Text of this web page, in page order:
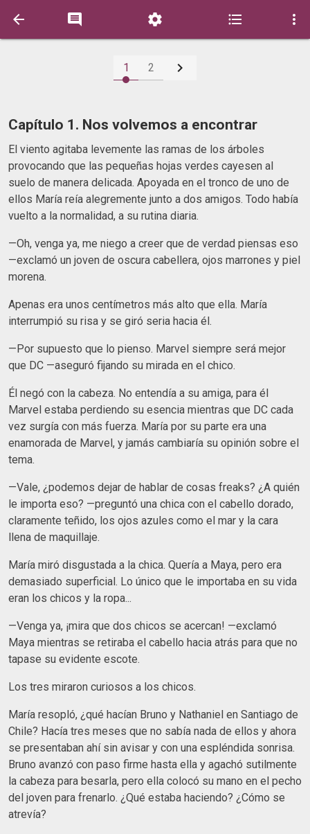
    
1 2 
Capítulo 1. Nos volvemos a encontrar
El viento agitaba levemente las ramas de los árboles
provocando que las pequeñas hojas verdes cayesen al
suelo de manera delicada. Apoyada en el tronco de uno de
ellos María reía alegremente junto a dos amigos. Todo había
vuelto a la normalidad, a su rutina diaria.
—Oh, venga ya, me niego a creer que de verdad piensas eso
—exclamó un joven de oscura cabellera, ojos marrones y piel
morena.
Apenas era unos centímetros más alto que ella. María
interrumpió su risa y se giró seria hacia él.
—Por supuesto que lo pienso. Marvel siempre será mejor
que DC —aseguró fijando su mirada en el chico.
Él negó con la cabeza. No entendía a su amiga, para él
Marvel estaba perdiendo su esencia mientras que DC cada
vez surgía con más fuerza. María por su parte era una
enamorada de Marvel, y jamás cambiaría su opinión sobre el
tema.
—Vale, ¿podemos dejar de hablar de cosas freaks? ¿A quién
le importa eso? —preguntó una chica con el cabello dorado,
claramente teñido, los ojos azules como el mar y la cara
llena de maquillaje.
María miró disgustada a la chica. Quería a Maya, pero era
demasiado superficial. Lo único que le importaba en su vida
eran los chicos y la ropa...
—Venga ya, ¡mira que dos chicos se acercan! —exclamó
Maya mientras se retiraba el cabello hacia atrás para que no
tapase su evidente escote.
Los tres miraron curiosos a los chicos.
María resopló, ¿qué hacían Bruno y Nathaniel en Santiago de
Chile? Hacía tres meses que no sabía nada de ellos y ahora
se presentaban ahí sin avisar y con una espléndida sonrisa.
Bruno avanzó con paso firme hasta ella y agachó sutilmente
la cabeza para besarla, pero ella colocó su mano en el pecho
del joven para frenarlo. ¿Qué estaba haciendo? ¿Cómo se
atrevía?